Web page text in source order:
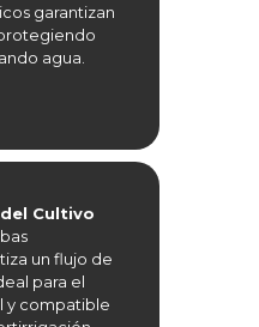
garantizan
agua.
Cultivo
un flujo de
para el
y compatible